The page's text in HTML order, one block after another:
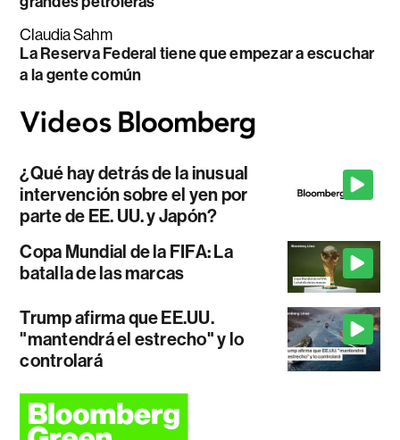
Claudia Sahm
La Reserva Federal tiene que empezar a escuchar
a la gente común
¿Qué hay detrás de la inusual
intervención sobre el yen por
parte de EE. UU. y Japón?
Copa Mundial de la FIFA: La
batalla de las marcas
Trump afirma que EE.UU.
"mantendrá el estrecho" y lo
controlará